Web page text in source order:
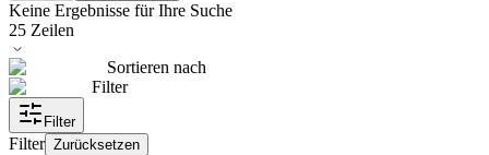
Keine Ergebnisse für Ihre Suche
25 Zeilen
Sortieren nach
Filter
Filter
Filter Zurücksetzen